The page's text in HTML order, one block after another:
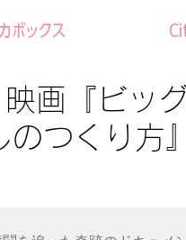
ボックス
画『ビッ
のつくり方